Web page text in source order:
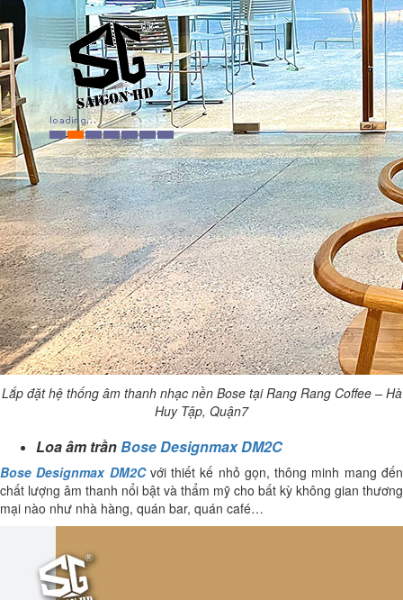
Lắp đặt hệ thống âm thanh nhạc nền Bose tại Rang Rang Coffee – Hà
Huy Tập, Quận7
Loa âm trầnBose Designmax DM2C
Bose Designmax DM2C với thiết kế nhỏ gọn, thông minh mang đến
chất lượng âm thanh nổi bật và thẩm mỹ cho bất kỳ không gian thương
mại nào như nhà hàng, quán bar, quán café…